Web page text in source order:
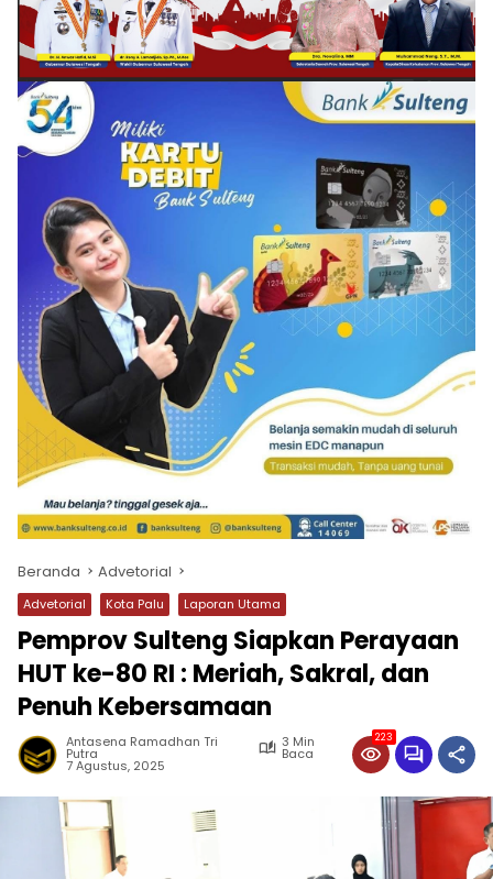
Beranda Advetorial
Advetorial Kota Palu Laporan Utama
Pemprov Sulteng Siapkan Perayaan
HUT ke-80 RI : Meriah, Sakral, dan
Penuh Kebersamaan
Antasena Ramadhan Tri
Putra
3 Min
Baca
7 Agustus, 2025
223